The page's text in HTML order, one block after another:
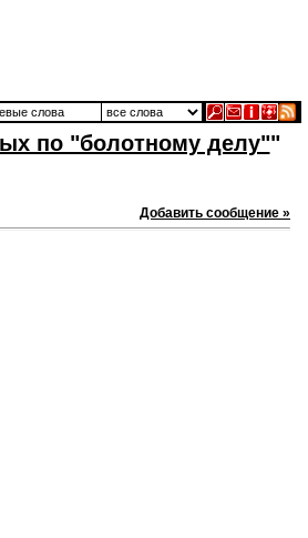
по "болотному делу""
Добавить сообщение »